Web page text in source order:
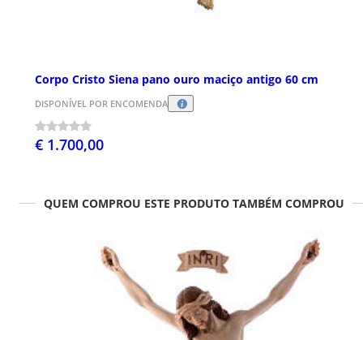
Corpo Cristo Siena pano ouro maciço antigo 60 cm
DISPONÍVEL POR ENCOMENDA
€ 1.700,00
QUEM COMPROU ESTE PRODUTO TAMBÉM COMPROU